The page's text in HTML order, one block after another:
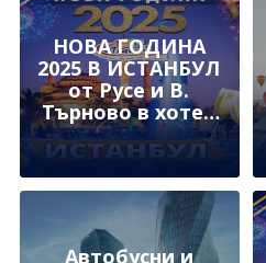
НОВА ГОДИНА
2025 В ИСТАНБУЛ
от Русе и В.
Търново в хотел
DARU SULTAN
GALATA 4* в
сърцето на
Таксим
Автобусни и